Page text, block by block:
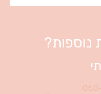
נוספות?